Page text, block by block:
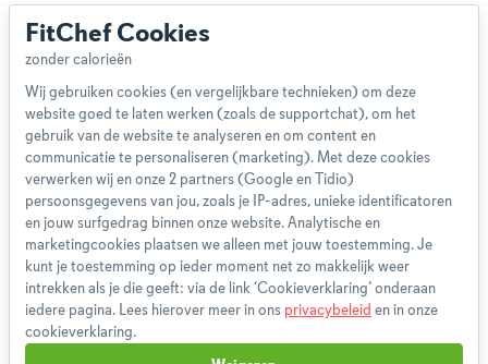
Over ons
Team
App
Blog
Disclaimer
Gebruikersvoorwaarden
Methodologie
Privacybeleid
Cookieverklaring
FitChef Cookies
Wij gebruiken cookies (en vergelijkbare technieken) om deze
website goed te laten werken (zoals de supportchat), om het
gebruik van de website te analyseren en om content en
communicatie te personaliseren (marketing). Met deze cookies
verwerken wij en onze 2 partners (Google en Tidio)
persoonsgegevens van jou, zoals je IP-adres, unieke identificatoren
en jouw surfgedrag binnen onze website. Analytische en
marketingcookies plaatsen we alleen met jouw toestemming. Je
kunt je toestemming op ieder moment net zo makkelijk weer
intrekken als je die geeft: via de link ‘Cookieverklaring’ onderaan
iedere pagina. Lees hierover meer in ons privacybeleid en in onze
cookieverklaring.